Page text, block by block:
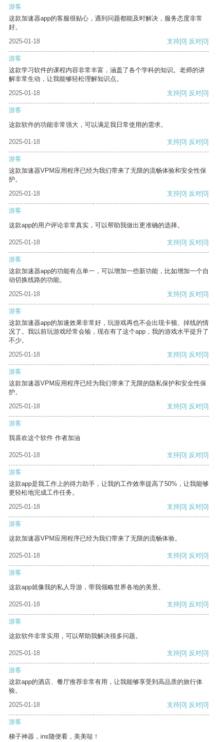
游客
这款加速器app的客服很贴心，遇到问题都能及时解决，服务态度非常
好。
2025-01-18
支持[0] 反对[0]
游客
这款学习软件的课程内容非常丰富，涵盖了各个学科的知识。老师的讲
解非常生动，让我能够轻松理解知识点。
2025-01-18
支持[0] 反对[0]
游客
这款软件的功能非常强大，可以满足我日常使用的需求。
2025-01-18 支持[0] 反对[0]
游客
这款加速器VPM应用程序已经为我们带来了无限的流畅体验和安全性保
护。
2025-01-18
支持[0] 反对[0]
游客
这款app的用户评论非常真实，可以帮助我做出更准确的选择。
2025-01-18 支持[0] 反对[0]
游客
这款加速器app的功能有点单一，可以增加一些新功能，比如增加一个自
动切换线路的功能。
2025-01-18
支持[0] 反对[0]
游客
这款加速器app的加速效果非常好，玩游戏再也不会出现卡顿、掉线的情
况了。我以前玩游戏经常会输，现在有了这个app，我的游戏水平提升了
不少。
2025-01-18
支持[0] 反对[0]
游客
这款加速器VPM应用程序已经为我们带来了无限的隐私保护和安全性保
护。
2025-01-18
支持[0] 反对[0]
游客
我喜欢这个软件 作者加油
2025-01-18 支持[0] 反对[0]
游客
这款app是我工作上的得力助手，让我的工作效率提高了50%，让我能够
更轻松地完成工作任务。
2025-01-18
支持[0] 反对[0]
游客
这款加速器VPM应用程序已经为我们带来了无限的流畅体验。
2025-01-18 支持[0] 反对[0]
游客
这款app就像我的私人导游，带我领略世界各地的美景。
2025-01-18 支持[0] 反对[0]
游客
这款软件非常实用，可以帮助我解决很多问题。
2025-01-18 支持[0] 反对[0]
游客
这款app的酒店、餐厅推荐非常有用，让我能够享受到高品质的旅行体
验。
2025-01-18
支持[0] 反对[0]
游客
梯子神器，ins随便看，美美哒！